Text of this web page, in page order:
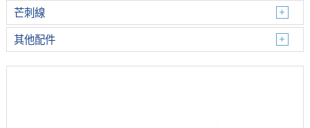
芒刺線
其他配件